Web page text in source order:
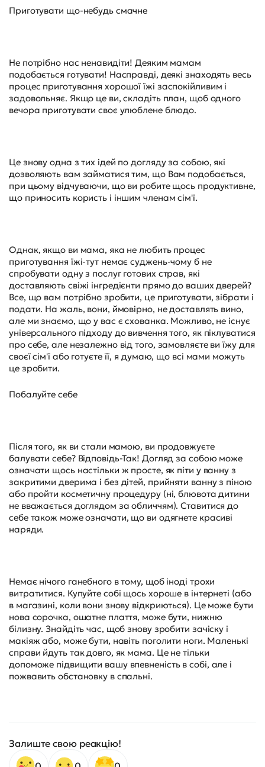
Приготувати що-небудь смачне
Не потрібно нас ненавидіти! Деяким мамам
подобається готувати! Насправді, деякі знаходять весь
процес приготування хорошої їжі заспокійливим і
задовольняє. Якщо це ви, складіть план, щоб одного
вечора приготувати своє улюблене блюдо.
Це знову одна з тих ідей по догляду за собою, які
дозволяють вам займатися тим, що Вам подобається,
при цьому відчуваючи, що ви робите щось продуктивне,
що приносить користь і іншим членам сім'ї.
Однак, якщо ви мама, яка не любить процес
приготування їжі-тут немає суджень-чому б не
спробувати одну з послуг готових страв, які
доставляють свіжі інгредієнти прямо до ваших дверей?
Все, що вам потрібно зробити, це приготувати, зібрати і
подати. На жаль, вони, ймовірно, не доставлять вино,
але ми знаємо, що у вас є схованка. Можливо, не існує
універсального підходу до вивчення того, як піклуватися
про себе, але незалежно від того, замовляєте ви їжу для
своєї сім'ї або готуєте її, я думаю, що всі мами можуть
це зробити.
Побалуйте себе
Після того, як ви стали мамою, ви продовжуєте
балувати себе? Відповідь-Так! Догляд за собою може
означати щось настільки ж просте, як піти у ванну з
закритими дверима і без дітей, прийняти ванну з піною
або пройти косметичну процедуру (ні, блювота дитини
не вважається доглядом за обличчям). Ставитися до
себе також може означати, що ви одягнете красиві
наряди.
Немає нічого ганебного в тому, щоб іноді трохи
витратитися. Купуйте собі щось хороше в інтернеті (або
в магазині, коли вони знову відкриються). Це може бути
нова сорочка, ошатне плаття, може бути, нижню
білизну. Знайдіть час, щоб знову зробити зачіску і
макіяж або, може бути, навіть поголити ноги. Маленькі
справи йдуть так довго, як мама. Це не тільки
допоможе підвищити вашу впевненість в собі, але і
пожвавить обстановку в спальні.
Залиште свою реакцію!